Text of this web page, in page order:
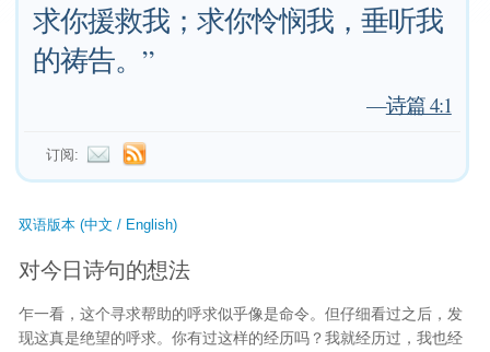
求你援救我；求你怜悯我，垂听我
的祷告。”
—诗篇 4:1
订阅:
双语版本 (中文 / English)
对今日诗句的想法
乍一看，这个寻求帮助的呼求似乎像是命令。但仔细看过之后，发
现这真是绝望的呼求。你有过这样的经历吗？我就经历过，我也经